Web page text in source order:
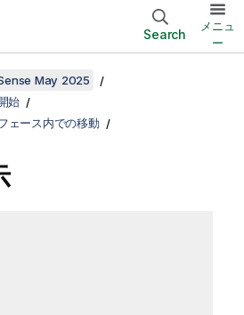
Search
メニュ
ー
May 2025
始
ェース内での移動